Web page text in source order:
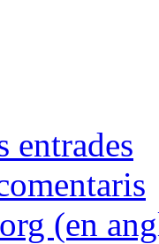
entrades
(en